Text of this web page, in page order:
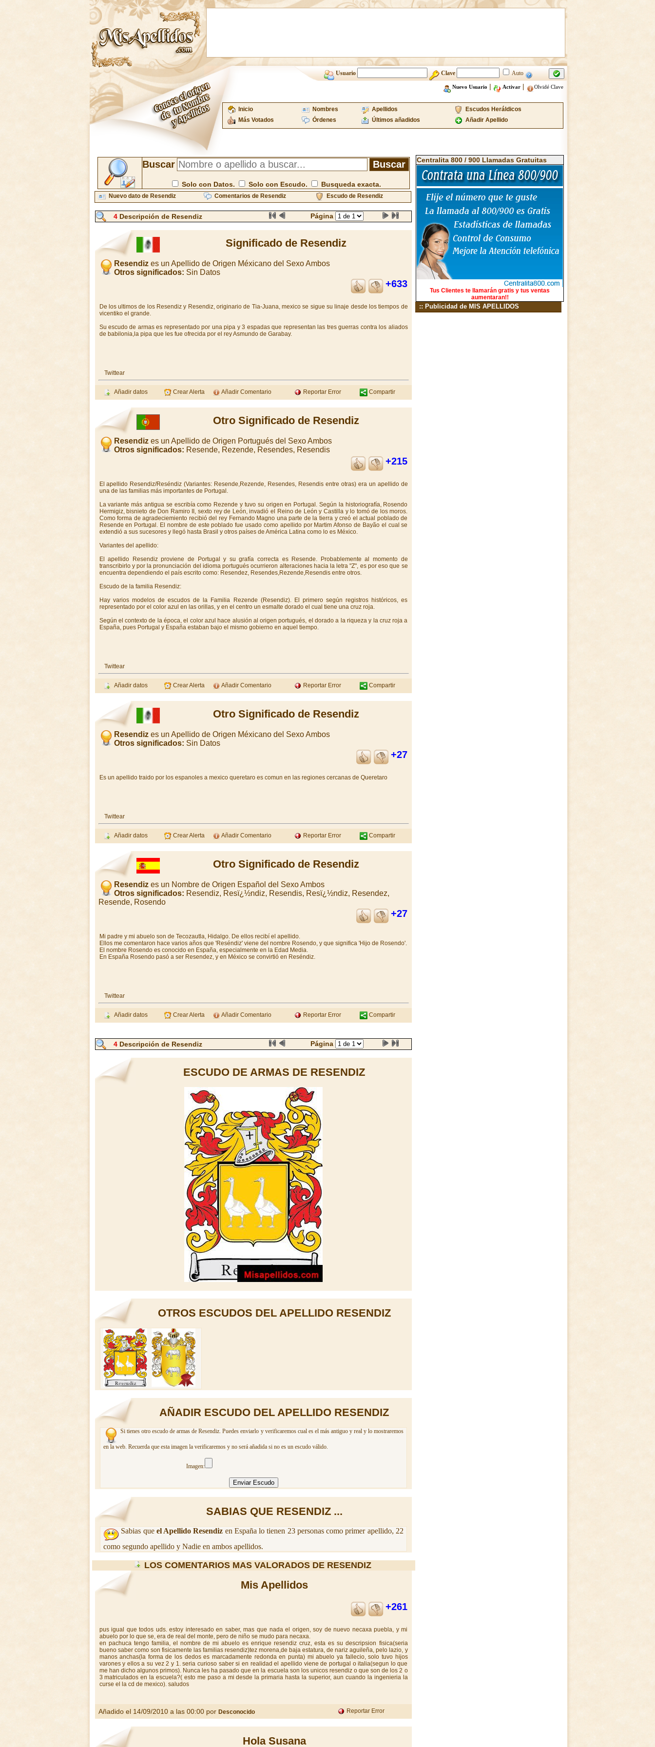
Usuario Clave Auto
Nuevo Usuario | Activar| Olvidé Clave
Inicio Nombres Apellidos
Escudos Heráldicos
Más Votados
Órdenes Últimos añadidos Añadir Apellido
Buscar
Solo con Datos. Solo con Escudo. Busqueda exacta.
Nuevo dato de Resendiz Comentarios de Resendiz Escudo de Resendiz
4 Descripción de Resendiz Página
Significado de Resendiz
Resendizes un Apellido de Origen Méxicano del Sexo Ambos
Otros significados: Sin Datos
+633
De los ultimos de los Resendiz y Resendiz, originario de Tia-Juana, mexico se sigue su linaje desde los tiempos de
vicentiko el grande.
Su escudo de armas es representado por una pipa y 3 espadas que representan las tres guerras contra los aliados
de babilonia,la pipa que les fue ofrecida por el rey Asmundo de Garabay.
Twittear
Añadir datos Crear Alerta Añadir Comentario Reportar Error Compartir
Otro Significado de Resendiz
Resendizes un Apellido de Origen Portugués del Sexo Ambos
Otros significados: Resende, Rezende, Resendes, Resendis
+215
El apellido Resendiz/Reséndiz (Variantes: Resende,Rezende, Resendes, Resendis entre otras) era un apellido de
una de las familias más importantes de Portugal.
La variante más antigua se escribía como Rezende y tuvo su origen en Portugal. Según la historiografía, Rosendo
Hermigiz, bisnieto de Don Ramiro II, sexto rey de León, invadió el Reino de León y Castilla y lo tomó de los moros.
Como forma de agradeciemiento recibió del rey Fernando Magno una parte de la tierra y creó el actual poblado de
Resende en Portugal. El nombre de este poblado fue usado como apellido por Martim Afonso de Bayão el cual se
extendió a sus sucesores y llegó hasta Brasil y otros países de América Latina como lo es México.
Variantes del apellido:
El apellido Resendiz proviene de Portugal y su grafía correcta es Resende. Probablemente al momento de
transcribirlo y por la pronunciación del idioma portugués ocurrieron alteraciones hacia la letra "Z", es por eso que se
encuentra dependiendo el país escrito como: Resendez, Resendes,Rezende,Resendis entre otros.
Escudo de la familia Resendiz:
Hay varios modelos de escudos de la Familia Rezende (Resendiz). El primero según registros históricos, es
representado por el color azul en las orillas, y en el centro un esmalte dorado el cual tiene una cruz roja.
Según el contexto de la época, el color azul hace alusión al origen portugués, el dorado a la riqueza y la cruz roja a
España, pues Portugal y España estaban bajo el mismo gobierno en aquel tiempo.
Twittear
Añadir datos Crear Alerta Añadir Comentario Reportar Error Compartir
Otro Significado de Resendiz
Resendizes un Apellido de Origen Méxicano del Sexo Ambos
Otros significados: Sin Datos
+27
Es un apellido traido por los espanoles a mexico queretaro es comun en las regiones cercanas de Queretaro
Twittear
Añadir datos Crear Alerta Añadir Comentario Reportar Error Compartir
Otro Significado de Resendiz
Resendizes un Nombre de Origen Español del Sexo Ambos
Otros significados: Resendiz, Resï¿½ndiz, Resendis, Resï¿½ndiz, Resendez,
Resende, Rosendo
+27
Mi padre y mi abuelo son de Tecozautla, Hidalgo. De ellos recibí el apellido.
Ellos me comentaron hace varios años que 'Reséndiz' viene del nombre Rosendo, y que significa 'Hijo de Rosendo'.
El nombre Rosendo es conocido en España, especialmente en la Edad Media.
En España Rosendo pasó a ser Resendez, y en México se convirtió en Reséndiz.
Twittear
Añadir datos Crear Alerta Añadir Comentario Reportar Error Compartir
4 Descripción de Resendiz Página
ESCUDO DE ARMAS DE RESENDIZ
OTROS ESCUDOS DEL APELLIDO RESENDIZ
AÑADIR ESCUDO DEL APELLIDO RESENDIZ
Si tienes otro escudo de armas de Resendiz. Puedes enviarlo y verificaremos cual es el más antiguo y real y lo mostraremos
en la web. Recuerda que esta imagen la verificaremos y no será añadida si no es un escudo válido.
Imagen:
SABIAS QUE RESENDIZ ...
Sabias que el Apellido Resendiz en España lo tienen 23 personas como primer apellido, 22
como segundo apellido y Nadie en ambos apellidos.
LOS COMENTARIOS MAS VALORADOS DE RESENDIZ
Mis Apellidos
+261
pus igual que todos uds. estoy interesado en saber, mas que nada el origen, soy de nuevo necaxa puebla, y mi
abuelo por lo que se, era de real del monte, pero de niño se mudo para necaxa.
en pachuca tengo familia, el nombre de mi abuelo es enrique resendiz cruz, esta es su descripsion fisica(seria
bueno saber como son fisicamente las familias resendiz)tez morena,de baja estatura, de nariz aguileña, pelo lazio, y
manos anchas(la forma de los dedos es marcadamente redonda en punta) mi abuelo ya fallecio, solo tuvo hijos
varones y ellos a su vez 2 y 1. seria curioso saber si en realidad el apellido viene de portugal o italia(segun lo que
me han dicho algunos primos). Nunca les ha pasado que en la escuela son los unicos resendiz o que son de los 2 o
3 matriculados en la escuela?( esto me paso a mi desde la primaria hasta la superior, aun cuando la ingenieria la
curse el la cd de mexico). saludos
Añadido el 14/09/2010 a las 00:00 por Desconocido Reportar Error
Hola Susana
Centralita 800 / 900 Llamadas Gratuitas
Tus Clientes te llamarán gratis y tus ventas
aumentaran!!
:: Publicidad de MIS APELLIDOS